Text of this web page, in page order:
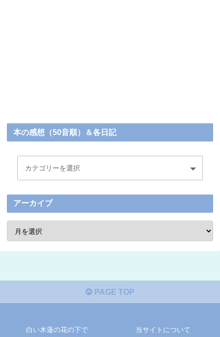
本の感想（50音順）＆各日記
アーカイブ
PAGE TOP
白い木蓮の花の下で 当サイトについて